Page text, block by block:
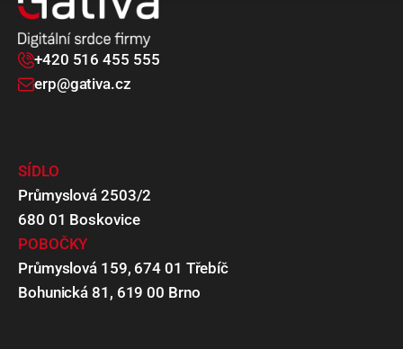
+420 516 455 555
erp@gativa.cz
SÍDLO
Průmyslová 2503/2
680 01 Boskovice
POBOČKY
Průmyslová 159, 674 01 Třebíč
Bohunická 81, 619 00 Brno